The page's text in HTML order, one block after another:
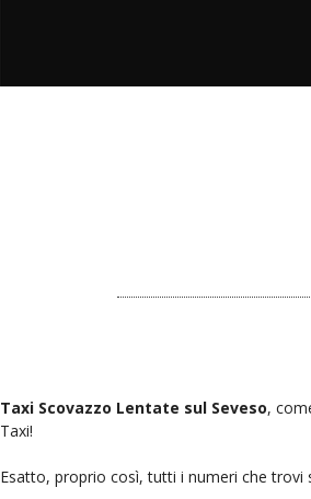
Taxi Scovazzo Lentate sul Seveso,
Taxi!
Esatto, proprio così, tutti i numeri che trovi